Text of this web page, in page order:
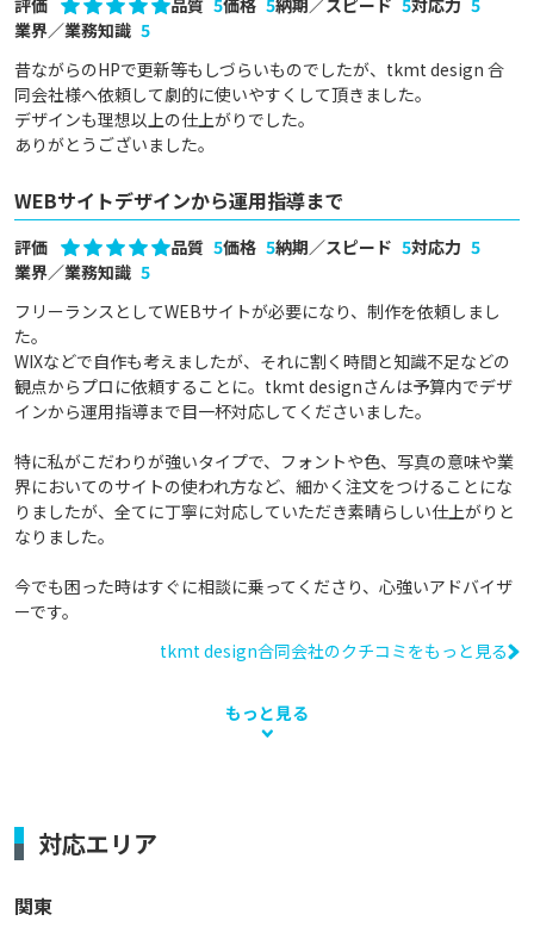
評価 品質 5価格 5納期／スピード 5対応力 5
業界／業務知識 5
昔ながらのHPで更新等もしづらいものでしたが、tkmt design 合
同会社様へ依頼して劇的に使いやすくして頂きました。
デザインも理想以上の仕上がりでした。
ありがとうございました。
WEBサイトデザインから運用指導まで
評価 品質 5価格 5納期／スピード 5対応力 5
業界／業務知識 5
フリーランスとしてWEBサイトが必要になり、制作を依頼しまし
た。
WIXなどで自作も考えましたが、それに割く時間と知識不足などの
観点からプロに依頼することに。tkmt designさんは予算内でデザ
インから運用指導まで目一杯対応してくださいました。
特に私がこだわりが強いタイプで、フォントや色、写真の意味や業
界においてのサイトの使われ方など、細かく注文をつけることにな
りましたが、全てに丁寧に対応していただき素晴らしい仕上がりと
なりました。
今でも困った時はすぐに相談に乗ってくださり、心強いアドバイザ
ーです。
tkmt design合同会社のクチコミをもっと見る
もっと見る
対応エリア
関東